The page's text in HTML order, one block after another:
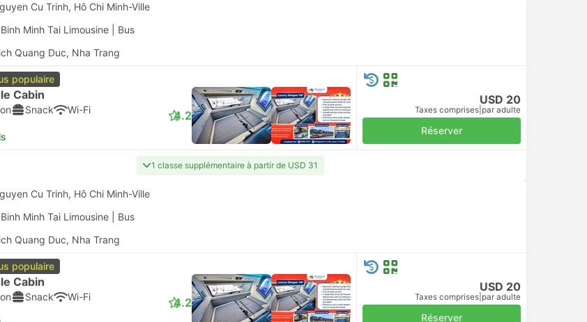
Cu Trinh, Hô Chi Minh-Ville
Binh Minh Tai Limousine Bus
Quang Duc, Nha Trang
populaire
Cabin
Snack Wi-Fi 4.2
USD 20
Taxes comprises par adulte
Réserver
1 classe supplémentaire à partir de USD 31
Cu Trinh, Hô Chi Minh-Ville
Binh Minh Tai Limousine Bus
Quang Duc, Nha Trang
populaire
Cabin
Snack Wi-Fi 4.2
USD 20
Taxes comprises par adulte
Réserver